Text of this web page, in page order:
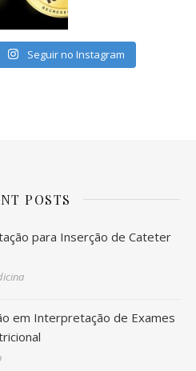
Seguir no Instagram
POSTS
para Inserção de Cateter
em Interpretação de Exames